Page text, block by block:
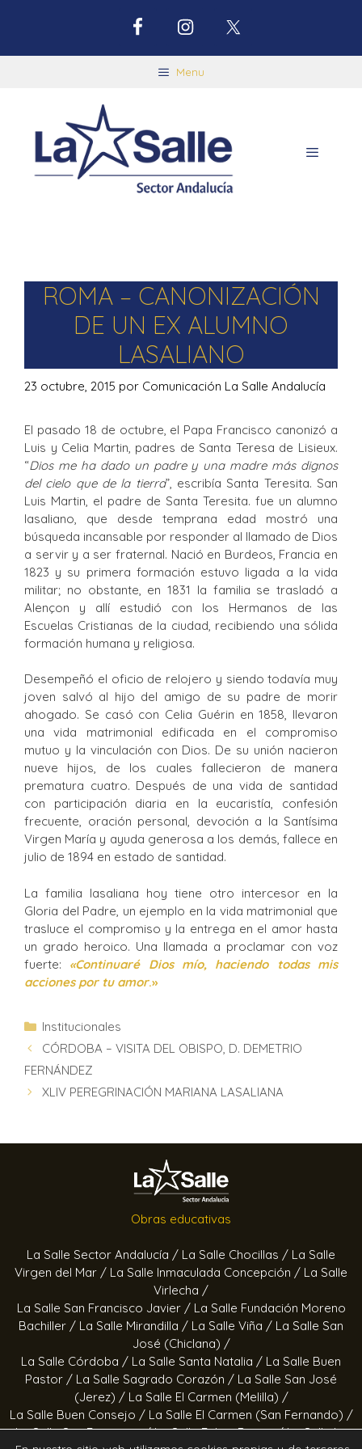
Menu
ROMA – CANONIZACIÓN
DE UN EX ALUMNO
LASALIANO
23 octubre, 2015 por Comunicación La Salle Andalucía
El pasado 18 de octubre, el Papa Francisco canonizó a
Luis y Celia Martin, padres de Santa Teresa de Lisieux.
“Dios me ha dado un padre y una madre más dignos
del cielo que de la tierra”, escribía Santa Teresita. San
Luis Martin, el padre de Santa Teresita. fue un alumno
lasaliano, que desde temprana edad mostró una
búsqueda incansable por responder al llamado de Dios
a servir y a ser fraternal. Nació en Burdeos, Francia en
1823 y su primera formación estuvo ligada a la vida
militar; no obstante, en 1831 la familia se trasladó a
Alençon y allí estudió con los Hermanos de las
Escuelas Cristianas de la ciudad, recibiendo una sólida
formación humana y religiosa.
Desempeñó el oficio de relojero y siendo todavía muy
joven salvó al hijo del amigo de su padre de morir
ahogado. Se casó con Celia Guérin en 1858, llevaron
una vida matrimonial edificada en el compromiso
mutuo y la vinculación con Dios. De su unión nacieron
nueve hijos, de los cuales fallecieron de manera
prematura cuatro. Después de una vida de santidad
con participación diaria en la eucaristía, confesión
frecuente, oración personal, devoción a la Santísima
Virgen María y ayuda generosa a los demás, fallece en
julio de 1894 en estado de santidad.
La familia lasaliana hoy tiene otro intercesor en la
Gloria del Padre, un ejemplo en la vida matrimonial que
trasluce el compromiso y la entrega en el amor hasta
un grado heroico. Una llamada a proclamar con voz
fuerte: «Continuaré Dios mío, haciendo todas mis
acciones por tu amor.»
Institucionales
CÓRDOBA – VISITA DEL OBISPO, D. DEMETRIO
FERNÁNDEZ
XLIV PEREGRINACIÓN MARIANA LASALIANA
Obras educativas
La Salle Sector Andalucía / La Salle Chocillas / La Salle
Virgen del Mar / La Salle Inmaculada Concepción / La Salle
Virlecha /
La Salle San Francisco Javier / La Salle Fundación Moreno
Bachiller / La Salle Mirandilla / La Salle Viña / La Salle San
José (Chiclana) /
La Salle Córdoba / La Salle Santa Natalia / La Salle Buen
Pastor / La Salle Sagrado Corazón / La Salle San José
(Jerez) / La Salle El Carmen (Melilla) /
La Salle Buen Consejo / La Salle El Carmen (San Fernando) /
La Salle San Francisco /La Salle Felipe Benito /La Salle La